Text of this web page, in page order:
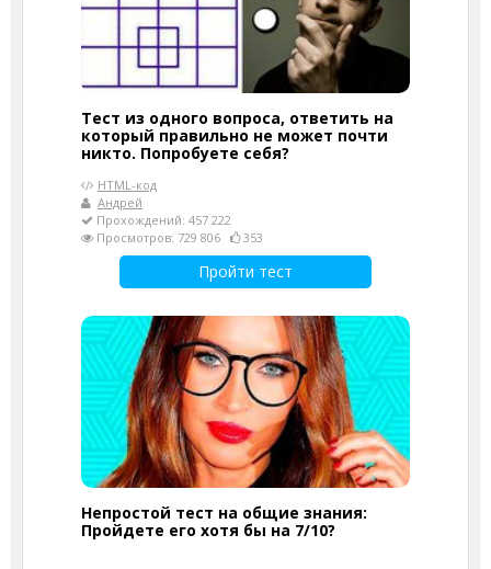
Тест из одного вопроса, ответить на
который правильно не может почти
никто. Попробуете себя?
HTML-код
Андрей
Прохождений: 457 222
Просмотров: 729 806
353
Пройти тест
Непростой тест на общие знания:
Пройдете его хотя бы на 7/10?